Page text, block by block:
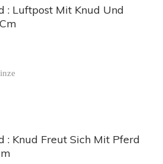
: Luftpost Mit Knud Und
: Knud Freut Sich Mit Pferd